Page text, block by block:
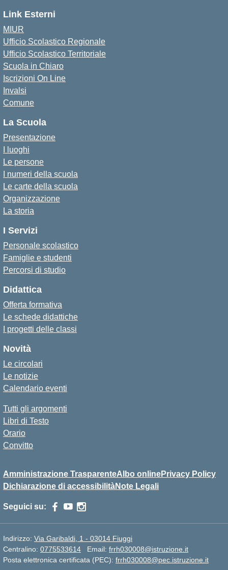
Link Esterni
MIUR
Ufficio Scolastico Regionale
Ufficio Scolastico Territoriale
Scuola in Chiaro
Iscrizioni On Line
Invalsi
Comune
La Scuola
Presentazione
I luoghi
Le persone
I numeri della scuola
Le carte della scuola
Organizzazione
La storia
I Servizi
Personale scolastico
Famiglie e studenti
Percorsi di studio
Didattica
Offerta formativa
Le schede didattiche
I progetti delle classi
Novità
Le circolari
Le notizie
Calendario eventi
Tutti gli argomenti
Libri di Testo
Orario
Convitto
Amministrazione TrasparenteAlbo onlinePrivacy Policy
Dichiarazione di accessibilitàNote Legali
Seguici su:
Indirizzo: Via Garibaldi, 1 - 03014 Fiuggi
Centralino: 0775533614 Email: frrh030008@istruzione.it
Posta elettronica certificata (PEC): frrh030008@pec.istruzione.it